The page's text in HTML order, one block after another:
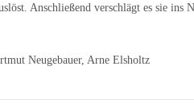
Anschließend verschlägt es sie
Neugebauer, Arne Elsholtz